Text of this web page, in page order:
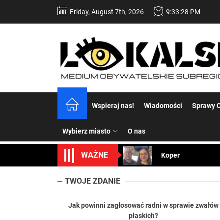
Friday, August 7th, 2026 9:33:29 PM
Wspieraj nas! Wiadomości Sprawy
Wybierz miasto O nas
WAŻNE
Koper – część 2.
Uwaga Dębieńsko
TWOJE ZDANIE
Jak powinni zagłosować radni w sprawie zwałów
płaskich?